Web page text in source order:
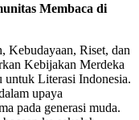
Membaca di
Kebudayaan, Riset, dan
Kebijakan Merdeka
untuk Literasi Indonesia.
upaya
pada generasi muda.